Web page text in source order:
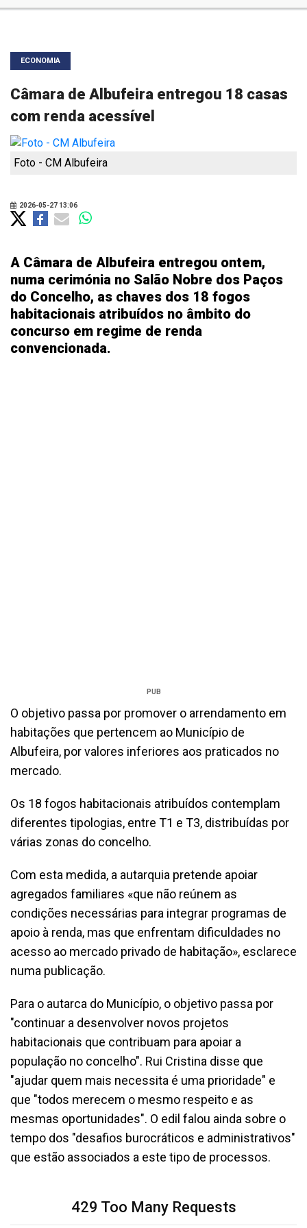
ECONOMIA
Câmara de Albufeira entregou 18 casas
com renda acessível
Foto - CM Albufeira
2026-05-27 13:06
A Câmara de Albufeira entregou ontem,
numa cerimónia no Salão Nobre dos Paços
do Concelho, as chaves dos 18 fogos
habitacionais atribuídos no âmbito do
concurso em regime de renda
convencionada.
PUB
O objetivo passa por promover o arrendamento em
habitações que pertencem ao Município de
Albufeira, por valores inferiores aos praticados no
mercado.
Os 18 fogos habitacionais atribuídos contemplam
diferentes tipologias, entre T1 e T3, distribuídas por
várias zonas do concelho.
Com esta medida, a autarquia pretende apoiar
agregados familiares «que não reúnem as
condições necessárias para integrar programas de
apoio à renda, mas que enfrentam dificuldades no
acesso ao mercado privado de habitação», esclarece
numa publicação.
Para o autarca do Município, o objetivo passa por
"continuar a desenvolver novos projetos
habitacionais que contribuam para apoiar a
população no concelho". Rui Cristina disse que
"ajudar quem mais necessita é uma prioridade" e
que "todos merecem o mesmo respeito e as
mesmas oportunidades". O edil falou ainda sobre o
tempo dos "desafios burocráticos e administrativos"
que estão associados a este tipo de processos.
429 Too Many Requests